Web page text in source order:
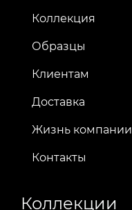
Коллекция
Образцы
Клиентам
Доставка
Жизнь компании
Контакты
Коллекции